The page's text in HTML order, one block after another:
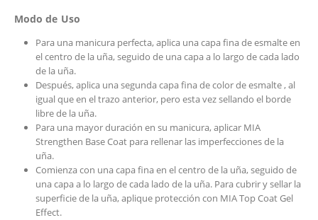
Modo de Uso
Para una manicura perfecta, aplica una capa fina de esmalte en
el centro de la uña, seguido de una capa a lo largo de cada lado
de la uña.
Después, aplica una segunda capa fina de color de esmalte , al
igual que en el trazo anterior, pero esta vez sellando el borde
libre de la uña.
Para una mayor duración en su manicura, aplicar MIA
Strengthen Base Coat para rellenar las imperfecciones de la
uña.
Comienza con una capa fina en el centro de la uña, seguido de
una capa a lo largo de cada lado de la uña. Para cubrir y sellar la
superficie de la uña, aplique protección con MIA Top Coat Gel
Effect.